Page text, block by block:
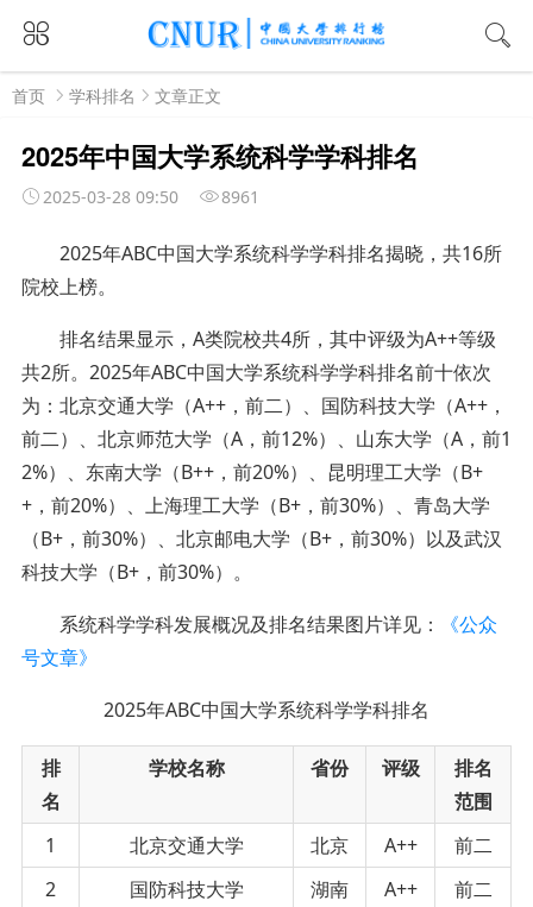
首页 学科排名 文章正文
2025年中国大学系统科学学科排名
2025-03-28 09:50 8961
2025年ABC中国大学系统科学学科排名揭晓，共16所
院校上榜。
排名结果显示，A类院校共4所，其中评级为A++等级
共2所。2025年ABC中国大学系统科学学科排名前十依次
为：北京交通大学（A++，前二）、国防科技大学（A++，
前二）、北京师范大学（A，前12%）、山东大学（A，前1
2%）、东南大学（B++，前20%）、昆明理工大学（B+
+，前20%）、上海理工大学（B+，前30%）、青岛大学
（B+，前30%）、北京邮电大学（B+，前30%）以及武汉
科技大学（B+，前30%）。
系统科学学科发展概况及排名结果图片详见：
《公众
号文章》
2025年ABC中国大学系统科学学科排名
排
名
学校名称 省份 评级
排名
范围
1
北京交通大学 北京 A++
前二
2
国防科技大学 湖南 A++
前二